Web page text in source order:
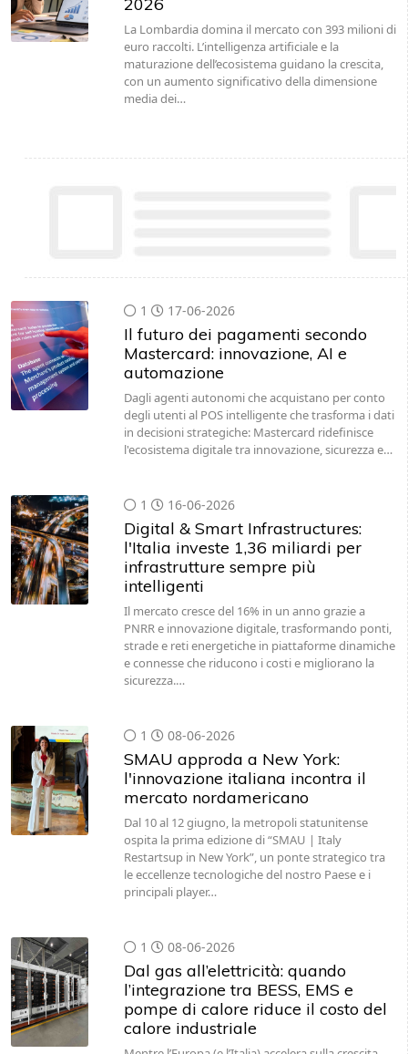
La Lombardia domina il mercato con 393 milioni di
euro raccolti. L’intelligenza artificiale e la
maturazione dell’ecosistema guidano la crescita,
con un aumento significativo della dimensione
media dei…
1 17-06-2026
Il futuro dei pagamenti secondo
Mastercard: innovazione, AI e
automazione
Dagli agenti autonomi che acquistano per conto
degli utenti al POS intelligente che trasforma i dati
in decisioni strategiche: Mastercard ridefinisce
l'ecosistema digitale tra innovazione, sicurezza e…
1 16-06-2026
Digital & Smart Infrastructures:
l'Italia investe 1,36 miliardi per
infrastrutture sempre più
intelligenti
Il mercato cresce del 16% in un anno grazie a
PNRR e innovazione digitale, trasformando ponti,
strade e reti energetiche in piattaforme dinamiche
e connesse che riducono i costi e migliorano la
sicurezza.…
1 08-06-2026
SMAU approda a New York:
l'innovazione italiana incontra il
mercato nordamericano
Dal 10 al 12 giugno, la metropoli statunitense
ospita la prima edizione di “SMAU | Italy
Restartsup in New York”, un ponte strategico tra
le eccellenze tecnologiche del nostro Paese e i
principali player…
1 08-06-2026
Dal gas all’elettricità: quando
l’integrazione tra BESS, EMS e
pompe di calore riduce il costo del
calore industriale